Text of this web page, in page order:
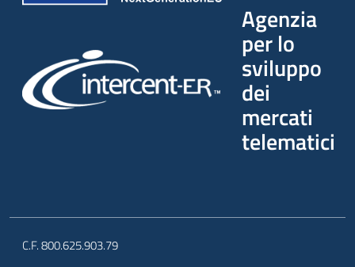
Agenzia
per lo
sviluppo
dei
mercati
telematici
C.F. 800.625.903.79